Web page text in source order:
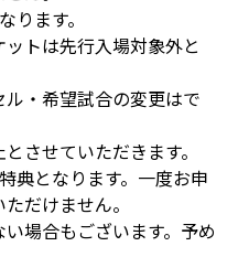
ります。
トは先行入場対象外と
ル・希望試合の変更はで
させていただきます。
典となります。一度お申
だけません。
場合もございます。予め